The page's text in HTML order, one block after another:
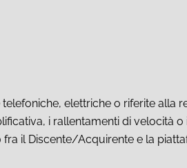
elettriche o riferite alla
i rallentamenti di velocità o
il Discente/Acquirente e la